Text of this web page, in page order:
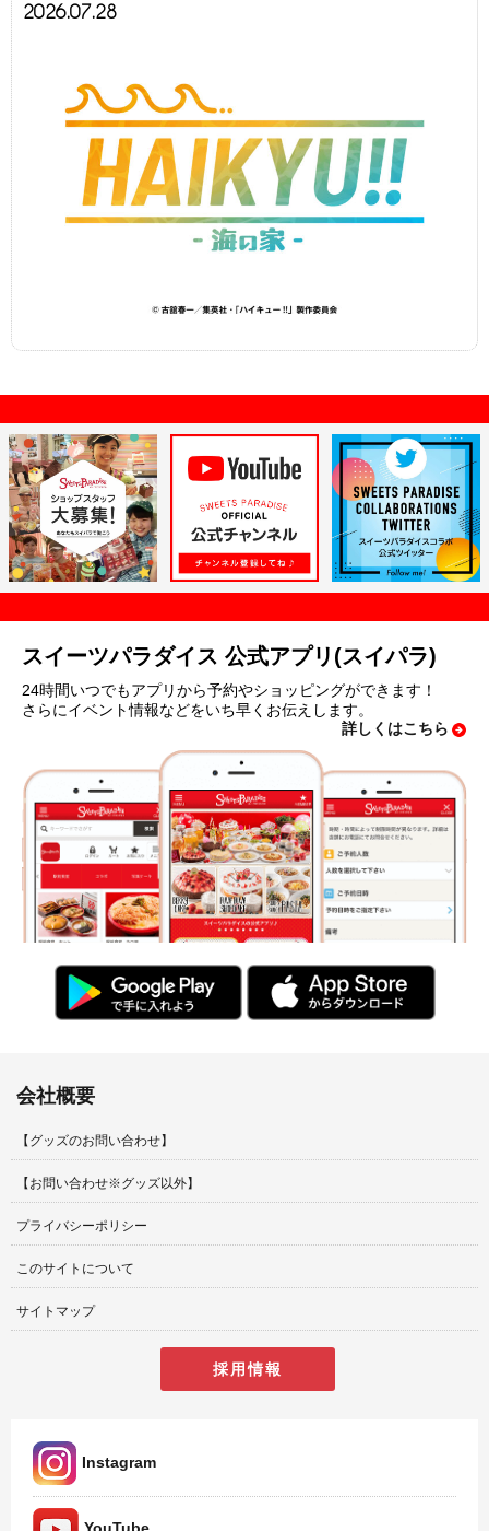
2026.07.28
スイーツパラダイス 公式アプリ(スイパラ)
24時間いつでもアプリから予約やショッピングができます！
さらにイベント情報などをいち早くお伝えします。
詳しくはこちら
会社概要
【グッズのお問い合わせ】
【お問い合わせ※グッズ以外】
プライバシーポリシー
このサイトについて
サイトマップ
採用情報
Instagram